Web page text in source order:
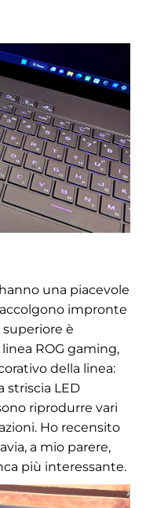
una piacevole
impronte
è
ROG gaming,
della linea:
striscia LED
riprodurre vari
Ho recensito
a mio parere,
più interessante.